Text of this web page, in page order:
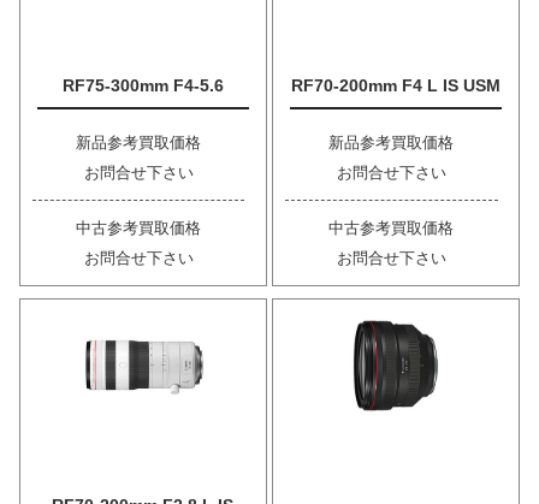
RF75-300mm F4-5.6
新品参考買取価格
お問合せ下さい
中古参考買取価格
お問合せ下さい
RF70-200mm F4 L IS USM
新品参考買取価格
お問合せ下さい
中古参考買取価格
お問合せ下さい